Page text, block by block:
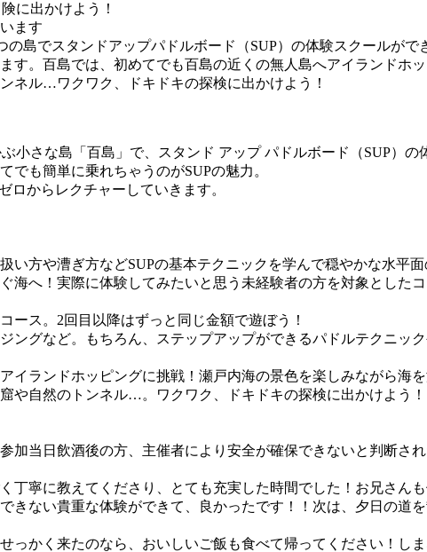
ます
の島でスタンドアップパドルボード（SUP）の体験スクールが
す。百島では、初めてでも百島の近くの無人島へアイランドホ
ネル…ワクワク、ドキドキの探検に出かけよう！
小さな島「百島」で、スタンド アップ パドルボード（SUP）の
でも簡単に乗れちゃうのがSUPの魅力。
ロからレクチャーしていきます。
い方や漕ぎ方などSUPの基本テクニックを学んで穏やかな水平
海へ！実際に体験してみたいと思う未経験者の方を対象とした
ース。2回目以降はずっと同じ金額で遊ぼう！
ングなど。もちろん、ステップアップができるパドルテクニッ
イランドホッピングに挑戦！瀬戸内海の景色を楽しみながら海
や自然のトンネル…。ワクワク、ドキドキの探検に出かけよう！
加当日飲酒後の方、主催者により安全が確保できないと判断さ
丁寧に教えてくださり、とても充実した時間でした！お兄さん
きない貴重な体験ができて、良かったです！！次は、夕日の道を
っかく来たのなら、おいしいご飯も食べて帰ってください！し